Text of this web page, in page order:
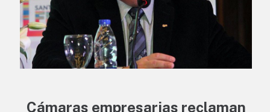
Cámaras empresarias reclaman